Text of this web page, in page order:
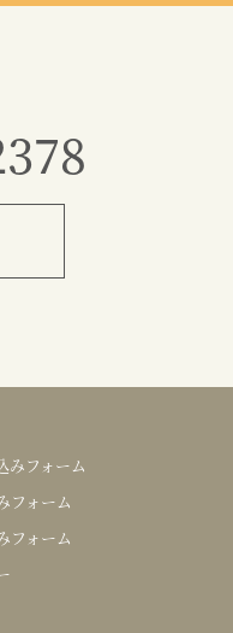
みフォーム
フォーム
フォーム